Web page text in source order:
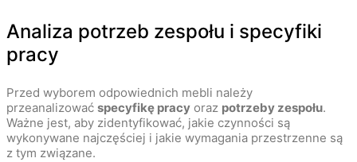
Analiza potrzeb zespołu i specyfiki
pracy
Przed wyborem odpowiednich mebli należy
przeanalizować specyfikę pracy oraz potrzeby zespołu.
Ważne jest, aby zidentyfikować, jakie czynności są
wykonywane najczęściej i jakie wymagania przestrzenne są
z tym związane.